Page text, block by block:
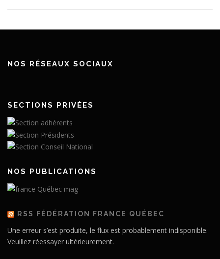
NOS RÉSEAUX SOCIAUX
SECTIONS PRIVÉES
NOS PUBLICATIONS
RSS FÉDÉRATION FRANCE QUÉBEC
Une erreur s’est produite, le flux est probablement indisponible.
Veuillez réessayer ultérieurement.